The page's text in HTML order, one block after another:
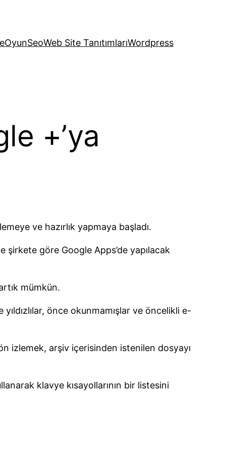
OyunSeoWeb Site TanıtımlarıWordpress
+’ya
ve hazırlık yapmaya başladı.
şirkete göre Google Apps’de yapılacak
mümkün.
önce okunmamışlar ve öncelikli e-
izlemek, arşiv içerisinden istenilen dosyayı
klavye kısayollarının bir listesini